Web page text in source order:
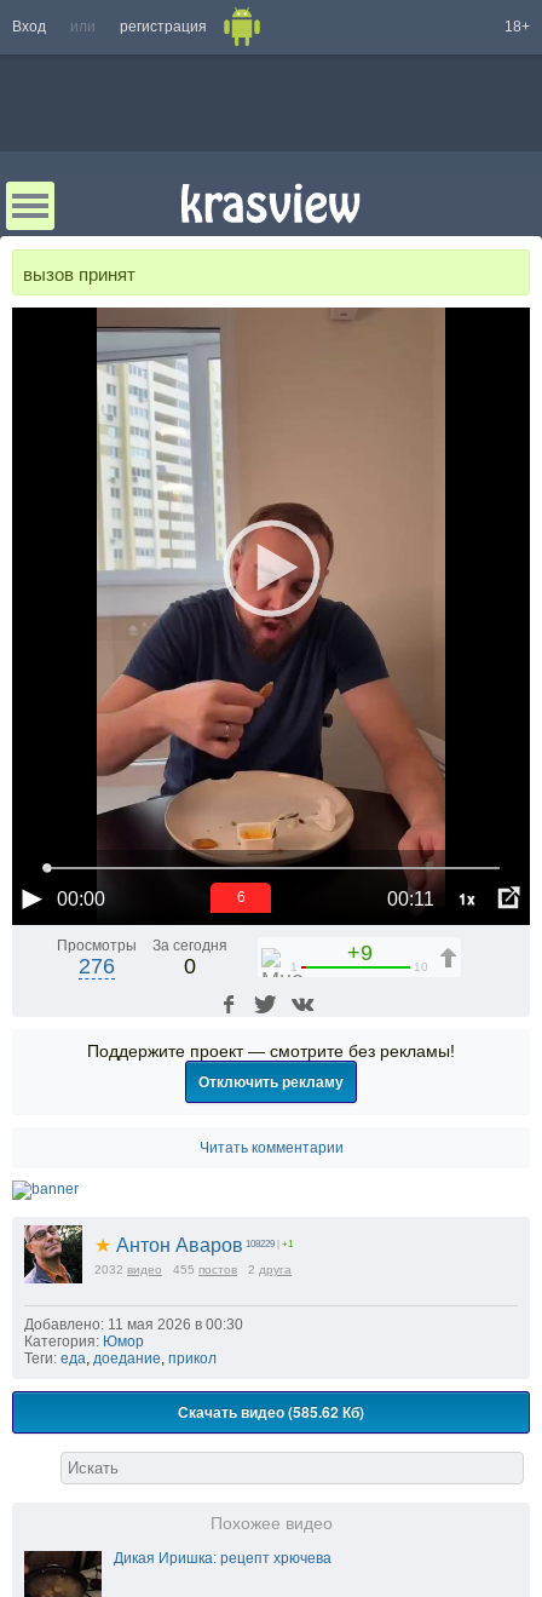
Вход или регистрация 18+
вызов принят
00:00 00:11 1x
5
Просмотры
276
За сегодня
0
+9
1 10
Поддержите проект — смотрите без рекламы!
Отключить рекламу
Читать комментарии
★ Антон Аваров 108229 | +1
2032 видео 455 постов 2 друга
Добавлено: 11 мая 2026 в 00:30
Категория: Юмор
Теги: еда доедание прикол
Скачать видео (585.62 Кб)
Похожее видео
Дикая Иришка: рецепт хрючева